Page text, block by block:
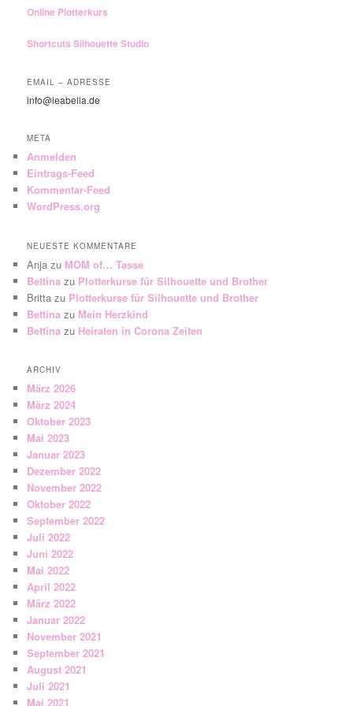
Online Plotterkurs
Shortcuts Silhouette Studio
EMAIL – ADRESSE
info@leabella.de
META
Anmelden
Eintrags-Feed
Kommentar-Feed
WordPress.org
NEUESTE KOMMENTARE
Anja zu MOM of… Tasse
Bettina zu Plotterkurse für Silhouette und Brother
Britta zu Plotterkurse für Silhouette und Brother
Bettina zu Mein Herzkind
Bettina zu Heiraten in Corona Zeiten
ARCHIV
März 2026
März 2024
Oktober 2023
Mai 2023
Januar 2023
Dezember 2022
November 2022
Oktober 2022
September 2022
Juli 2022
Juni 2022
Mai 2022
April 2022
März 2022
Januar 2022
November 2021
September 2021
August 2021
Juli 2021
Mai 2021